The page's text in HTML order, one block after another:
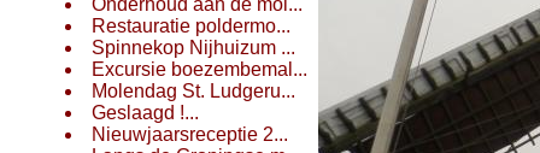
Onderhoud aan de mol...
Restauratie poldermo...
Spinnekop Nijhuizum ...
Excursie boezembemal...
Molendag St. Ludgeru...
Geslaagd !...
Nieuwjaarsreceptie 2...